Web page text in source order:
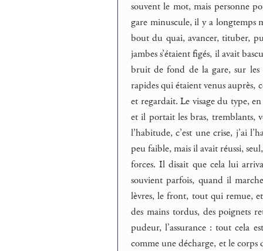
souvent le mot, mais personne
gare minuscule, il y a longtemps
bout du quai, avancer, tituber,
jambes s’étaient figés, il avait
bruit de fond de la gare, sur les
rapides qui étaient venus auprès,
et regardait. Le visage du type,
et il portait les bras, tremblants,
l’habitude, c’est une crise, j’ai
peu faible, mais il avait réussi,
forces. Il disait que cela lui
souvient parfois, quand il
lèvres, le front, tout qui remue,
des mains tordus, des poignets
pudeur, l’assurance : tout cela
comme une décharge, et le corps